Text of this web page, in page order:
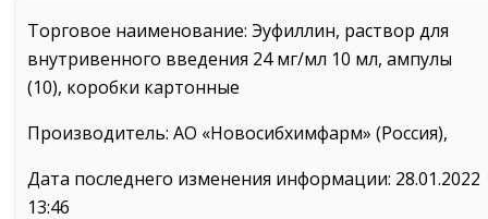
Торговое наименование: Эуфиллин, раствор для
внутривенного введения 24 мг/мл 10 мл, ампулы
(10), коробки картонные
Производитель: АО «Новосибхимфарм» (Россия),
Дата последнего изменения информации: 28.01.2022
13:46